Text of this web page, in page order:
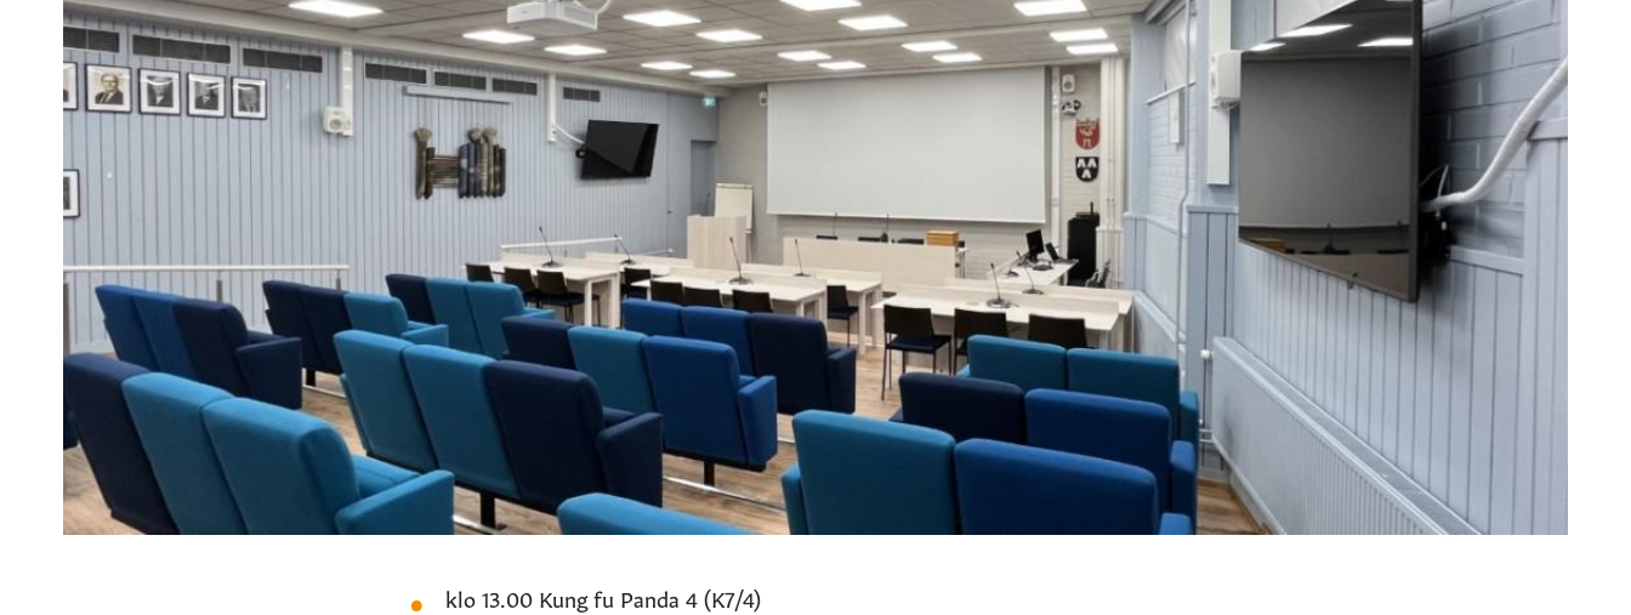
klo 13.00 Kung fu Panda 4 (K7/4)